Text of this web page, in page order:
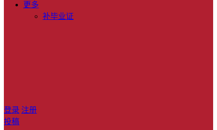
更多
补毕业证
登录 注册
投稿